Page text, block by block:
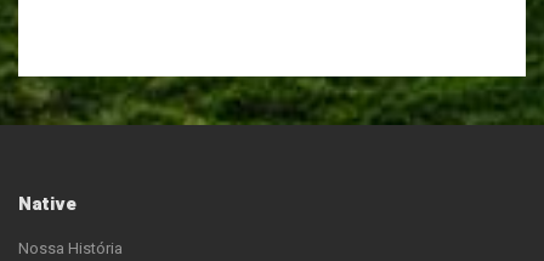
Native
Nossa História